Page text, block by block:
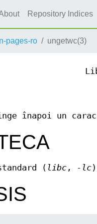
Repository Indices
pages-ro ungetwc(3)
înapoi un
( libc , -lc)